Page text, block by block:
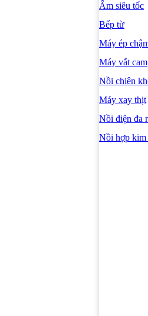
Ấm siêu tốc
Bếp từ
Máy ép
Máy vắt cam
Nồi chiên
Máy xay thịt
Nồi điện đa
Nồi hợp kim